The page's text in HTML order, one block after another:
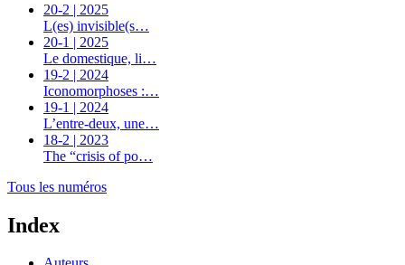
20-2 | 2025
L(es) invisible(s…
20-1 | 2025
Le domestique, li…
19-2 | 2024
Iconomorphoses :…
19-1 | 2024
L’entre-deux, une…
18-2 | 2023
The “crisis of po…
Tous les numéros
Index